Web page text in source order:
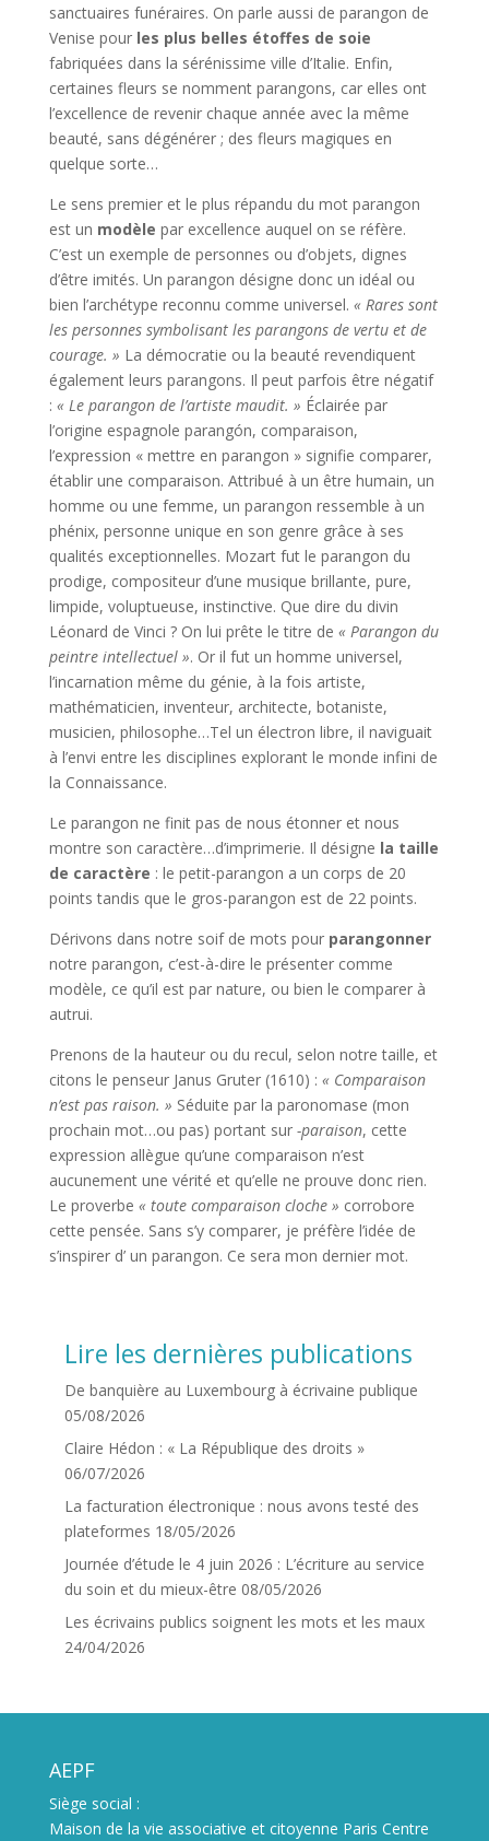
sanctuaires funéraires. On parle aussi de parangon de
Venise pour les plus belles étoffes de soie
fabriquées dans la sérénissime ville d’Italie. Enfin,
certaines fleurs se nomment parangons, car elles ont
l’excellence de revenir chaque année avec la même
beauté, sans dégénérer ; des fleurs magiques en
quelque sorte…
Le sens premier et le plus répandu du mot parangon
est un modèle par excellence auquel on se réfère.
C’est un exemple de personnes ou d’objets, dignes
d’être imités. Un parangon désigne donc un idéal ou
bien l’archétype reconnu comme universel. « Rares sont
les personnes symbolisant les parangons de vertu et de
courage. » La démocratie ou la beauté revendiquent
également leurs parangons. Il peut parfois être négatif
: « Le parangon de l’artiste maudit. » Éclairée par
l’origine espagnole parangón, comparaison,
l’expression « mettre en parangon » signifie comparer,
établir une comparaison. Attribué à un être humain, un
homme ou une femme, un parangon ressemble à un
phénix, personne unique en son genre grâce à ses
qualités exceptionnelles. Mozart fut le parangon du
prodige, compositeur d’une musique brillante, pure,
limpide, voluptueuse, instinctive. Que dire du divin
Léonard de Vinci ? On lui prête le titre de « Parangon du
peintre intellectuel ». Or il fut un homme universel,
l’incarnation même du génie, à la fois artiste,
mathématicien, inventeur, architecte, botaniste,
musicien, philosophe…Tel un électron libre, il naviguait
à l’envi entre les disciplines explorant le monde infini de
la Connaissance.
Le parangon ne finit pas de nous étonner et nous
montre son caractère…d’imprimerie. Il désigne la taille
de caractère : le petit-parangon a un corps de 20
points tandis que le gros-parangon est de 22 points.
Dérivons dans notre soif de mots pour parangonner
notre parangon, c’est-à-dire le présenter comme
modèle, ce qu’il est par nature, ou bien le comparer à
autrui.
Prenons de la hauteur ou du recul, selon notre taille, et
citons le penseur Janus Gruter (1610) : « Comparaison
n’est pas raison. » Séduite par la paronomase (mon
prochain mot…ou pas) portant sur -paraison, cette
expression allègue qu’une comparaison n’est
aucunement une vérité et qu’elle ne prouve donc rien.
Le proverbe « toute comparaison cloche » corrobore
cette pensée. Sans s’y comparer, je préfère l’idée de
s’inspirer d’ un parangon. Ce sera mon dernier mot.
Lire les dernières publications
De banquière au Luxembourg à écrivaine publique
05/08/2026
Claire Hédon : « La République des droits »
06/07/2026
La facturation électronique : nous avons testé des
plateformes 18/05/2026
Journée d’étude le 4 juin 2026 : L’écriture au service
du soin et du mieux-être 08/05/2026
Les écrivains publics soignent les mots et les maux
24/04/2026
AEPF
Siège social :
Maison de la vie associative et citoyenne Paris Centre